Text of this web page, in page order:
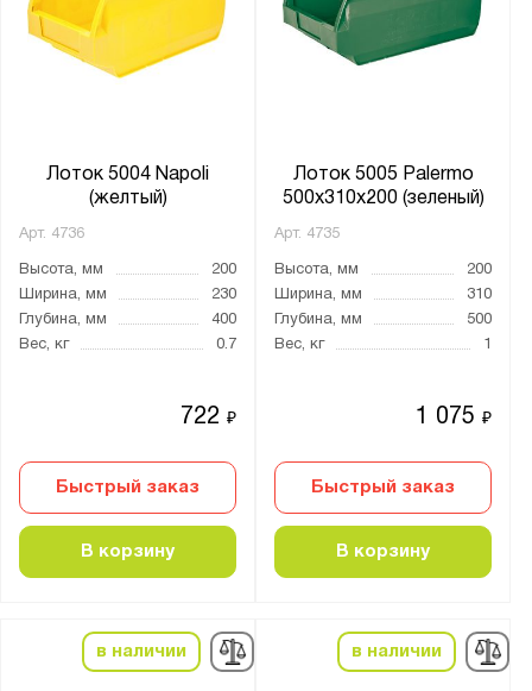
Лоток 5004 Napoli
(желтый)
Арт. 4736
Высота, мм
200
Ширина, мм
230
Глубина, мм
400
Вес, кг
0.7
722₽
Быстрый заказ
В корзину
Лоток 5005 Palermo
500x310x200 (зеленый)
Арт. 4735
Высота, мм
200
Ширина, мм
310
Глубина, мм
500
Вес, кг
1
1 075₽
Быстрый заказ
В корзину
в наличии в наличии